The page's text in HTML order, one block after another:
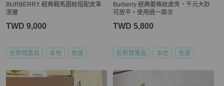
BURBERRY 經典戰馬圖紋搭配皮革
滾邊
TWD 9,000
近新閒置品 本地 免運
Burberry 經典菱格紋皮夾，千元大鈔
可放平，使用過一兩次
TWD 5,800
近新閒置品 本地 免運